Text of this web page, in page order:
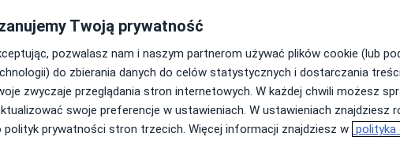
•Mapa
od 250 zł
Poproś o wizytę
Twoją prywatność
pozwalasz nam i naszym partnerom używać plików cookie (lub
do zbierania danych do celów statystycznych i dostarczania
zwyczaje przeglądania stron internetowych. W każdej chwili możesz
swoje preferencje w ustawieniach. W ustawieniach znajdziesz
polityk prywatności stron trzecich. Więcej informacji znajdziesz w polityka